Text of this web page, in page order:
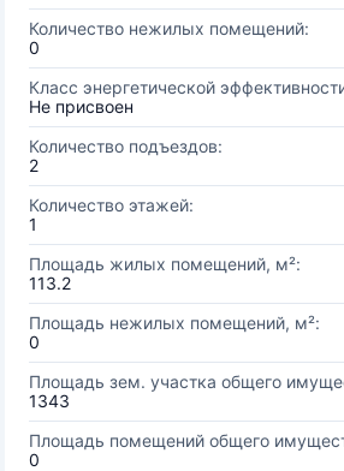
Количество нежилых помещений:
0
Класс энергетической
Не присвоен
Количество подъездов:
2
Количество этажей:
1
Площадь жилых помещений, м²:
113.2
Площадь нежилых помещений, м²:
0
Площадь зем. участка общего
1343
Площадь помещений общего
0